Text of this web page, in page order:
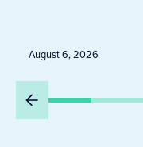
Peru
August 6, 2026